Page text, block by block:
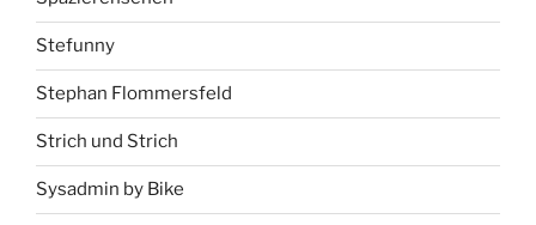
Stefunny
Stephan Flommersfeld
Strich und Strich
Sysadmin by Bike